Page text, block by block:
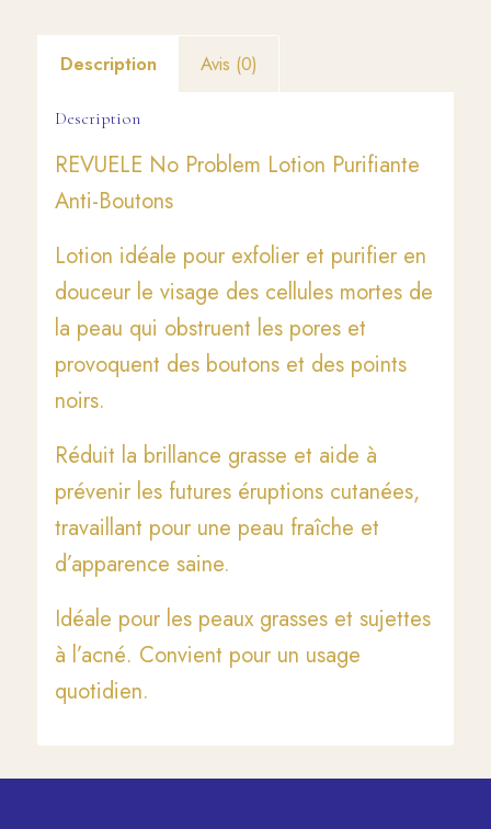
Description Avis (0)
Description
REVUELE No Problem Lotion Purifiante
Anti-Boutons
Lotion idéale pour exfolier et purifier en
douceur le visage des cellules mortes de
la peau qui obstruent les pores et
provoquent des boutons et des points
noirs.
Réduit la brillance grasse et aide à
prévenir les futures éruptions cutanées,
travaillant pour une peau fraîche et
d’apparence saine.
Idéale pour les peaux grasses et sujettes
à l’acné. Convient pour un usage
quotidien.